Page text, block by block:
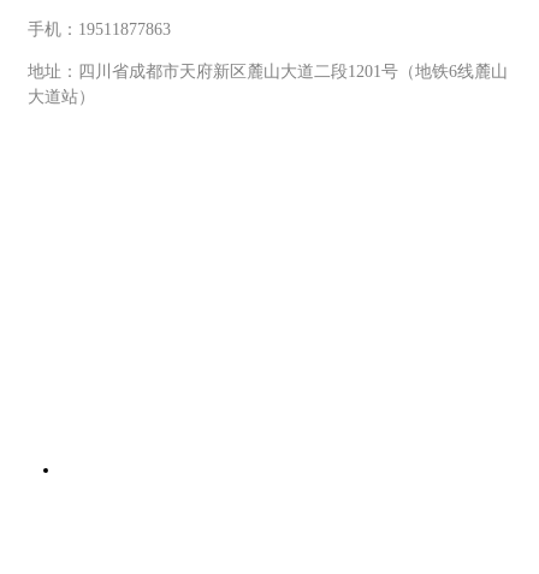
手机：19511877863
地址：四川省成都市天府新区麓山大道二段1201号（地铁6线麓山
大道站）